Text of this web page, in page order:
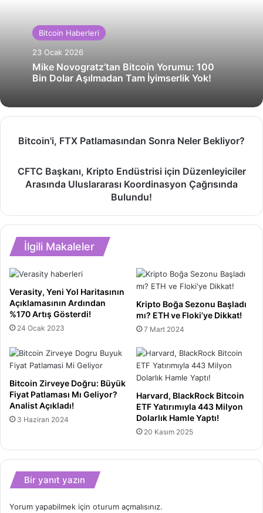
Bitcoin Haberleri
23 Ocak 2026
Mike Novogratz’tan Bitcoin Yorumu: 100
Bin Dolar Aşılmadan Tam İyimserlik Yok!
FTX
Sonra
Neler
Bitcoin'i, FTX Patlamasından Sonra Neler Bekliyor?
Başkanı,
Kripto
için
Düzenleyiciler
Arasında
Uluslararası
Çağrısında
Bulundu!
CFTC Başkanı, Kripto Endüstrisi için Düzenleyiciler
Arasında Uluslararası Koordinasyon Çağrısında
Bulundu!
İlgili Makaleler
Verasity, Yeni Yol Haritasının
Açıklamasının Ardından
%170 Artış Gösterdi!
24 Ocak 2023
Kripto Boğa Sezonu Başladı
mı? ETH ve Floki’ye Dikkat!
7 Mart 2024
Bitcoin Zirveye Doğru: Büyük
Fiyat Patlaması Mı Geliyor?
Analist Açıkladı!
3 Haziran 2024
Harvard, BlackRock Bitcoin
ETF Yatırımıyla 443 Milyon
Dolarlık Hamle Yaptı!
20 Kasım 2025
Bir yanıt yazın
Yorum yapabilmek için oturum açmalısınız.